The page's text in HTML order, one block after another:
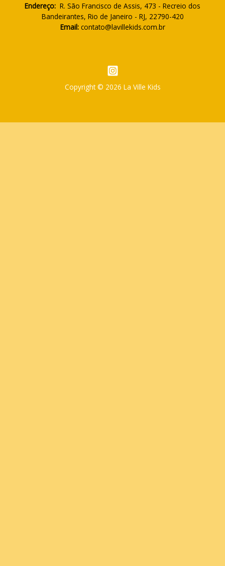
Endereço: R. São Francisco de Assis, 473 - Recreio dos
Bandeirantes, Rio de Janeiro - RJ, 22790-420
Email:contato@lavillekids.com.br
Copyright © 2026 La Ville Kids